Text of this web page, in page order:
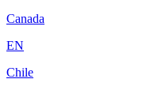
Canada
EN
Chile